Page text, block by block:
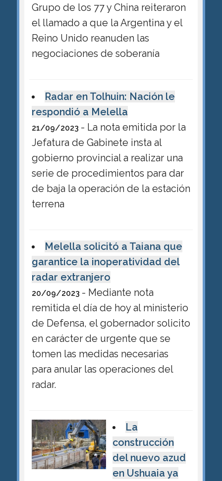
Grupo de los 77 y China reiteraron
el llamado a que la Argentina y el
Reino Unido reanuden las
negociaciones de soberanía
Radar en Tolhuin: Nación le
respondió a Melella
21/09/2023 - La nota emitida por la
Jefatura de Gabinete insta al
gobierno provincial a realizar una
serie de procedimientos para dar
de baja la operación de la estación
terrena
Melella solicitó a Taiana que
garantice la inoperatividad del
radar extranjero
20/09/2023 - Mediante nota
remitida el día de hoy al ministerio
de Defensa, el gobernador solicito
en carácter de urgente que se
tomen las medidas necesarias
para anular las operaciones del
radar.
La
construcción
del nuevo azud
en Ushuaia ya